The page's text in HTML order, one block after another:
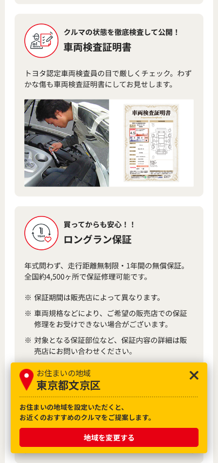
お住まいの地域
東京都文京区
お住まいの地域を設定いただくと、
お近くのおすすめのクルマをご提案します。
地域を変更する